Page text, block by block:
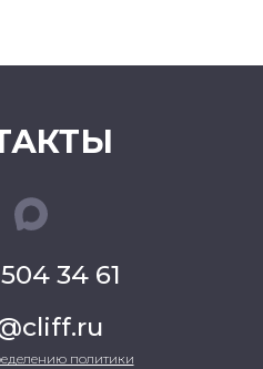
34 61
политики